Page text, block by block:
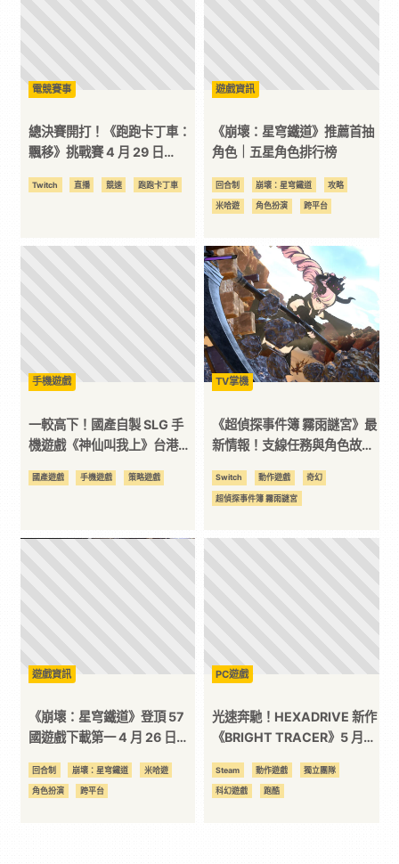
平
台
電競賽事
總決賽開打！《跑跑卡丁車：
飄移》挑戰賽 4 月 29 日
Twitch 直播 競速 跑跑卡丁車
遊戲資訊
《崩壞：星穹鐵道》推薦首抽
角色｜五星角色排行榜
回合制 崩壞：星穹鐵道 攻略
米哈遊 角色扮演 跨平台
手機遊戲
一較高下！國產自製 SLG 手
機遊戲《神仙叫我上》台港澳
國產遊戲 手機遊戲 策略遊戲
TV掌機
《超偵探事件簿 霧雨謎宮》最
新情報！支線任務與角色故事
Switch 動作遊戲 奇幻
超偵探事件簿 霧雨謎宮
遊戲資訊
《崩壞：星穹鐵道》登頂 57
國遊戲下載第一 4 月 26 日正
回合制 崩壞：星穹鐵道 米哈遊
角色扮演 跨平台
PC遊戲
光速奔馳！HEXADRIVE 新作
《BRIGHT TRACER》5 月發
Steam 動作遊戲 獨立團隊
科幻遊戲 跑酷